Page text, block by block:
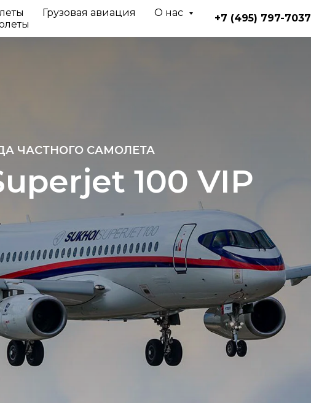
Грузовая авиация
О нас
+7 (495) 797-7037
ЧАСТНОГО САМОЛЕТА
100 VIP